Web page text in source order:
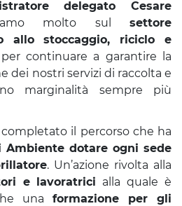
delegato Cesare
molto sul settore
allo stoccaggio, riciclo e
per continuare a garantire la
dei nostri servizi di raccolta e
marginalità sempre più
il percorso che ha
Ambiente dotare ogni sede
. Un’azione rivolta alla
e lavoratrici alla quale è
una formazione per gli